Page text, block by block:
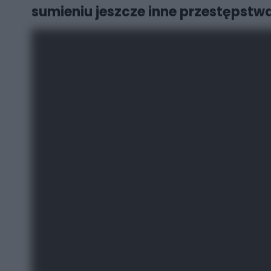
sumieniu jeszcze inne